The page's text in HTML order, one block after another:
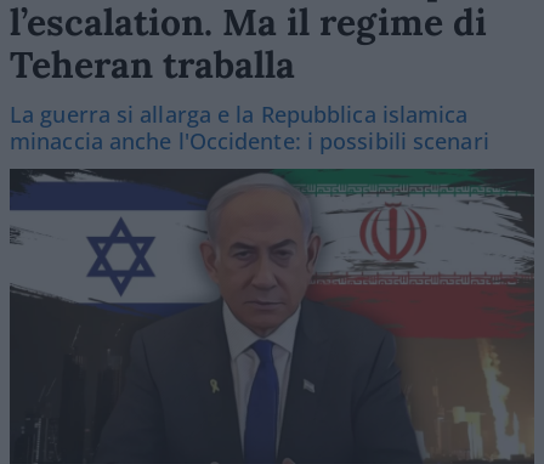
l’escalation. Ma il regime di
Teheran traballa
La guerra si allarga e la Repubblica islamica
minaccia anche l'Occidente: i possibili scenari